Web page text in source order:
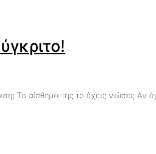
Το αίσθημα της το έχεις νιώσει; Αν